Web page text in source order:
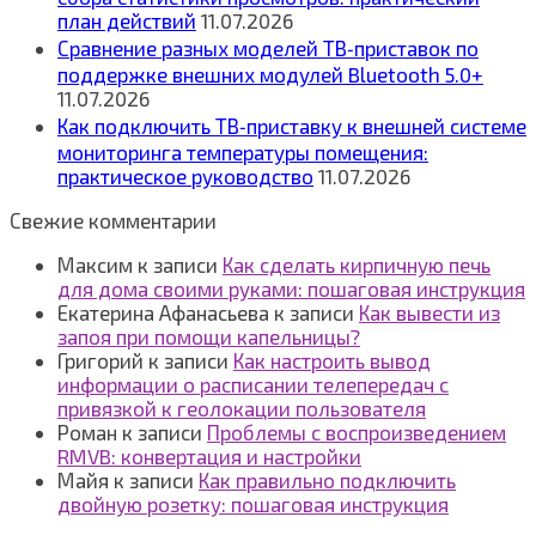
план действий 11.07.2026
Сравнение разных моделей ТВ‑приставок по
поддержке внешних модулей Bluetooth 5.0+
11.07.2026
Как подключить ТВ‑приставку к внешней системе
мониторинга температуры помещения:
практическое руководство 11.07.2026
Свежие комментарии
Максим к записи Как сделать кирпичную печь
для дома своими руками: пошаговая инструкция
Екатерина Афанасьева к записи Как вывести из
запоя при помощи капельницы?
Григорий к записи Как настроить вывод
информации о расписании телепередач с
привязкой к геолокации пользователя
Роман к записи Проблемы с воспроизведением
RMVB: конвертация и настройки
Майя к записи Как правильно подключить
двойную розетку: пошаговая инструкция